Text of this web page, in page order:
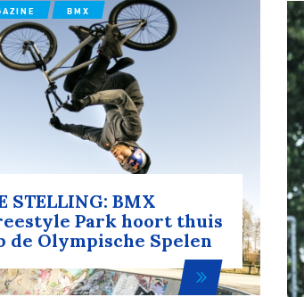
BMX
STELLING: BMX
Park hoort thuis
de Olympische Spelen